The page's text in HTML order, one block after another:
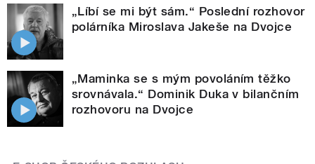
„Líbí se mi být sám.“ Poslední rozhovor
polárníka Miroslava Jakeše na Dvojce
„Maminka se s mým povoláním těžko
srovnávala.“ Dominik Duka v bilančním
rozhovoru na Dvojce